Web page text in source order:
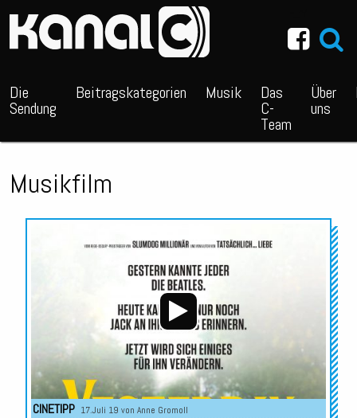
Die
Sendung
Beitragskategorien Musik Das
C-
Team
Über
uns
Musikfilm
Audio-
Player
CINETIPP 17.Juli 19 von Anne Gromoll